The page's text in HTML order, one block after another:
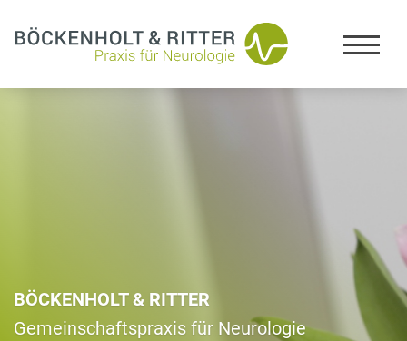
BÖCKENHOLT & RITTER
Gemeinschaftspraxis für Neurologie